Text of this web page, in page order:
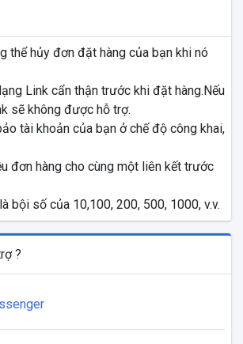
thể hủy đơn đặt hàng của bạn khi nó
Link cẩn thận trước khi đặt hàng.Nếu
sẽ không được hỗ trợ.
tài khoản của bạn ở chế độ công khai,
đơn hàng cho cùng một liên kết trước
bội số của 10,100, 200, 500, 1000, v.v.
?